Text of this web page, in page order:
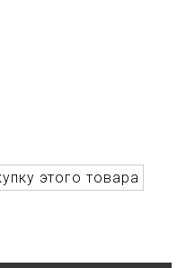
этого товара